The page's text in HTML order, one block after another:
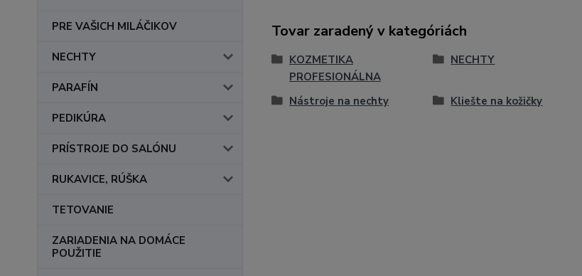
PRE VAŠICH MILÁČIKOV
NECHTY
PARAFÍN
PEDIKÚRA
PRÍSTROJE DO SALÓNU
RUKAVICE, RÚŠKA
TETOVANIE
ZARIADENIA NA DOMÁCE
POUŽITIE
Tovar zaradený v kategóriách
KOZMETIKA
PROFESIONÁLNA
NECHTY
Nástroje na nechty Kliešte na kožičky